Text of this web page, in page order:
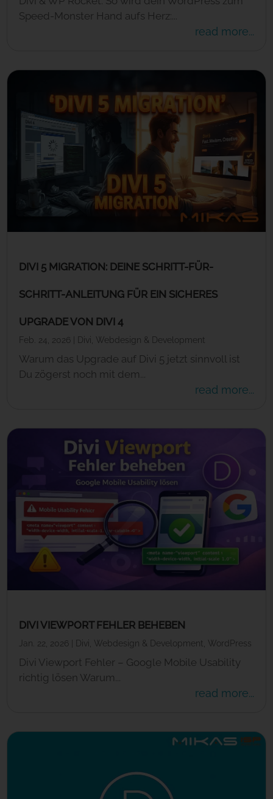
Speed-Monster Hand aufs Herz:...
read more...
DIVI 5 MIGRATION: DEINE SCHRITT-FÜR-
SCHRITT-ANLEITUNG FÜR EIN SICHERES
UPGRADE VON DIVI 4
Feb. 24, 2026 Divi, Webdesign & Development
Warum das Upgrade auf Divi 5 jetzt sinnvoll ist
Du zögerst noch mit dem...
read more...
DIVI VIEWPORT FEHLER BEHEBEN
Jan. 22, 2026 Divi, Webdesign & Development, WordPress
Divi Viewport Fehler – Google Mobile Usability
richtig lösen Warum...
read more...